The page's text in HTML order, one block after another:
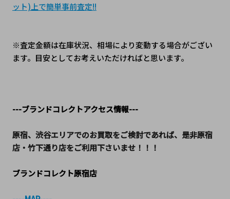
ット)上で簡単事前査定!!
※査定金額は在庫状況、相場により変動する場合がござい
ます。目安としてお考えいただければと思います。
---ブランドコレクトアクセス情報---
原宿、渋谷エリアでのお買取をご検討であれば、是非原宿
店・竹下通り店をご利用下さいませ！！！
ブランドコレクト原宿店